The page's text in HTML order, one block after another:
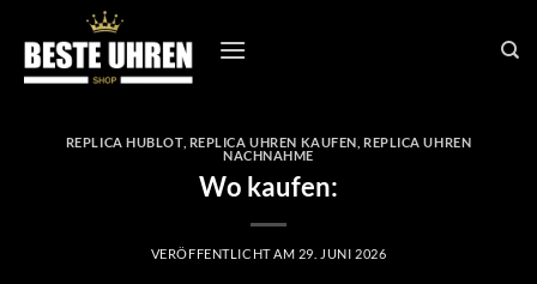
Inhalt
springen
REPLICA HUBLOT, REPLICA UHREN KAUFEN REPLICA UHREN
NACHNAHME
Wo kaufen:
VERÖFFENTLICHT AM 29. JUNI 2026